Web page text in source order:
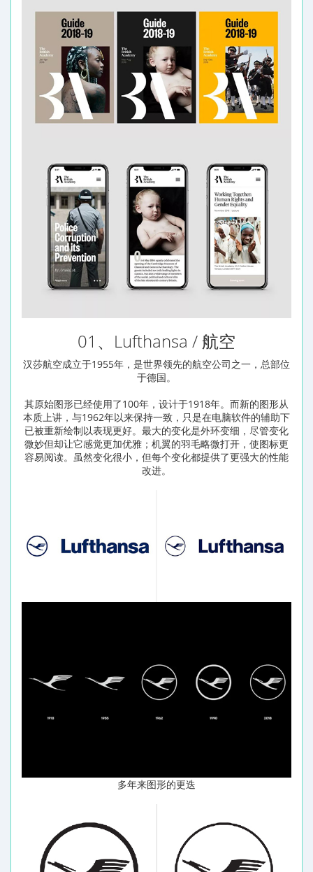
01、Lufthansa / 航空
汉莎航空成立于1955年，是世界领先的航空公司之一，总部位
于德国。
其原始图形已经使用了100年，设计于1918年。而新的图形从
本质上讲，与1962年以来保持一致，只是在电脑软件的辅助下
已被重新绘制以表现更好。最大的变化是外环变细，尽管变化
微妙但却让它感觉更加优雅；机翼的羽毛略微打开，使图标更
容易阅读。虽然变化很小，但每个变化都提供了更强大的性能
改进。
多年来图形的更迭